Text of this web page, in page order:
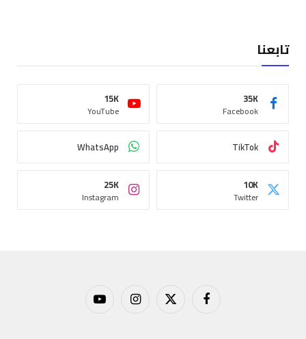
تابعنا
Facebook
35K
YouTube
15K
TikTok
WhatsApp
Twitter
10K
Instagram
25K
فيسبوك X الانستغراميوتيوب